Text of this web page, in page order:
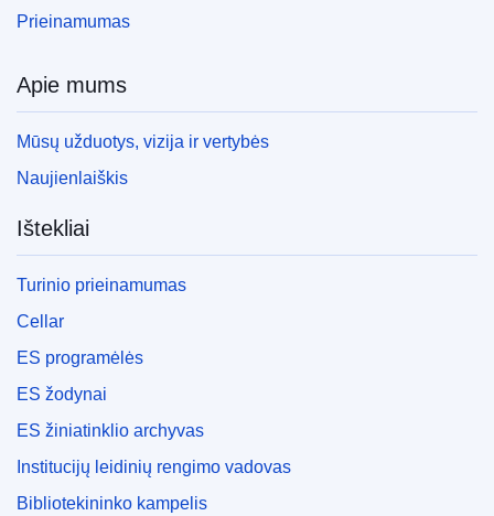
Prieinamumas
Apie mums
Mūsų užduotys, vizija ir vertybės
Naujienlaiškis
Ištekliai
Turinio prieinamumas
Cellar
ES programėlės
ES žodynai
ES žiniatinklio archyvas
Institucijų leidinių rengimo vadovas
Bibliotekininko kampelis